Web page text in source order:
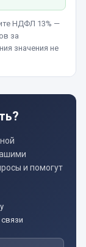
НДФЛ 13% —
за
значения не
и помогут